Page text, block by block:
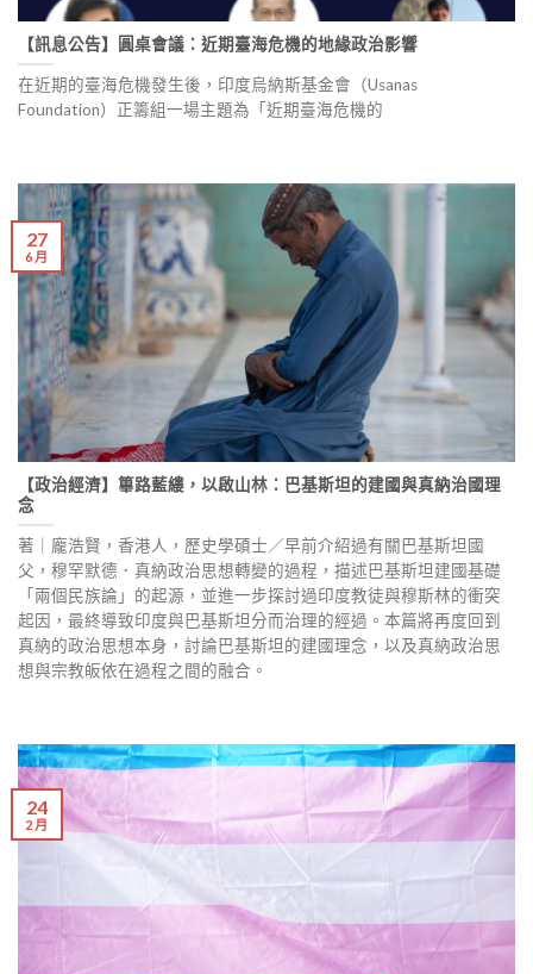
【訊息公告】圓桌會議：近期臺海危機的地緣政治影響
在近期的臺海危機發生後，印度烏納斯基金會（Usanas
Foundation）正籌組一場主題為「近期臺海危機的
【政治經濟】篳路藍縷，以啟山林：巴基斯坦的建國與真納治國理
念
著｜龐浩賢，香港人，歷史學碩士／早前介紹過有關巴基斯坦國
父，穆罕默德．真納政治思想轉變的過程，描述巴基斯坦建國基礎
「兩個民族論」的起源，並進一步探討過印度教徒與穆斯林的衝突
起因，最終導致印度與巴基斯坦分而治理的經過。本篇將再度回到
真納的政治思想本身，討論巴基斯坦的建國理念，以及真納政治思
想與宗教皈依在過程之間的融合。
27
6 月
24
2 月